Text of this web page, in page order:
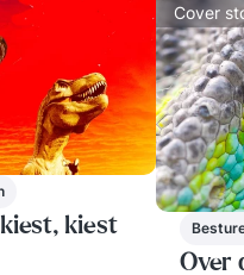
kiest
Cover
Over